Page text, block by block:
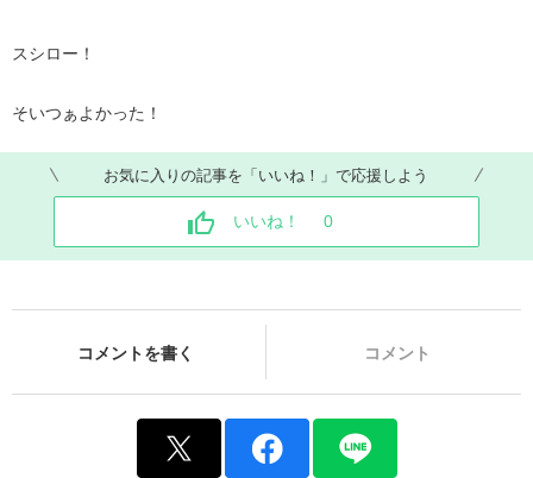
スシロー！
そいつぁよかった！
お気に入りの記事を「いいね！」で応援しよう
いいね！ 0
コメントを書く コメント